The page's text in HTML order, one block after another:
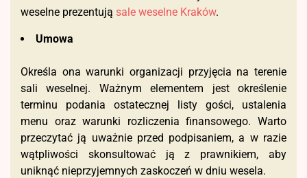
weselne prezentują sale weselne Kraków.
Umowa
Określa ona warunki organizacji przyjęcia na terenie
sali weselnej. Ważnym elementem jest określenie
terminu podania ostatecznej listy gości, ustalenia
menu oraz warunki rozliczenia finansowego. Warto
przeczytać ją uważnie przed podpisaniem, a w razie
wątpliwości skonsultować ją z prawnikiem, aby
uniknąć nieprzyjemnych zaskoczeń w dniu wesela.